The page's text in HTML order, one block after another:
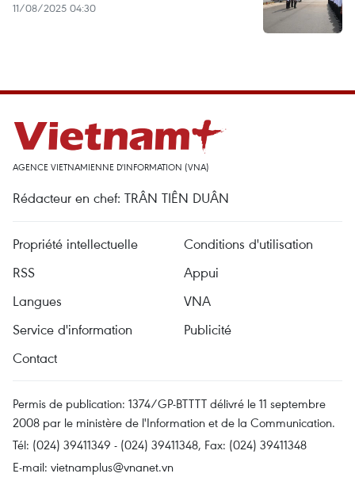
11/08/2025 04:30
AGENCE VIETNAMIENNE D'INFORMATION (VNA)
Rédacteur en chef: TRÂN TIÊN DUÂN
Propriété intellectuelle
Conditions d'utilisation
RSS
Appui
Langues
VNA
Service d'information
Publicité
Contact
Permis de publication: 1374/GP-BTTTT délivré le 11 septembre
2008 par le ministère de l'Information et de la Communication.
Tél: (024) 39411349 - (024) 39411348, Fax: (024) 39411348
E-mail: vietnamplus@vnanet.vn